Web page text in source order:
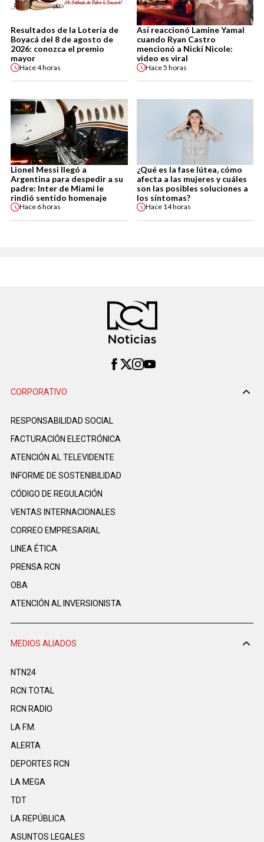
Resultados de la Lotería de
Boyacá del 8 de agosto de
2026: conozca el premio
mayor
Hace4 horas
Así reaccionó Lamine Yamal
cuando Ryan Castro
mencionó a Nicki Nicole:
video es viral
Hace5 horas
Lionel Messi llegó a
Argentina para despedir a su
padre: Inter de Miami le
rindió sentido homenaje
Hace 6 horas
¿Qué es la fase lútea, cómo
afecta a las mujeres y cuáles
son las posibles soluciones a
los síntomas?
Hace 14 horas
CORPORATIVO
RESPONSABILIDAD SOCIAL
FACTURACIÓN ELECTRÓNICA
ATENCIÓN AL TELEVIDENTE
INFORME DE SOSTENIBILIDAD
CÓDIGO DE REGULACIÓN
VENTAS INTERNACIONALES
CORREO EMPRESARIAL
LINEA ÉTICA
PRENSA RCN
OBA
ATENCIÓN AL INVERSIONISTA
MEDIOS ALIADOS
NTN24
RCN TOTAL
RCN RADIO
LA F.M.
ALERTA
DEPORTES RCN
LA MEGA
TDT
LA REPÚBLICA
ASUNTOS LEGALES